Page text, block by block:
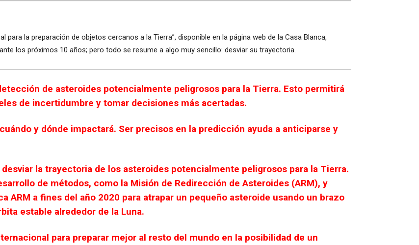
para la preparación de objetos cercanos a la Tierra”, disponible en la página web de la Casa Blanca,
los próximos 10 años; pero todo se resume a algo muy sencillo: desviar su trayectoria.
de asteroides potencialmente peligrosos para la Tierra. Esto permitirá
de incertidumbre y tomar decisiones más acertadas.
y dónde impactará. Ser precisos en la predicción ayuda a anticiparse y
la trayectoria de los asteroides potencialmente peligrosos para la Tierra.
de métodos, como la Misión de Redirección de Asteroides (ARM), y
ARM a fines del año 2020 para atrapar un pequeño asteroide usando un brazo
estable alrededor de la Luna.
para preparar mejor al resto del mundo en la posibilidad de un